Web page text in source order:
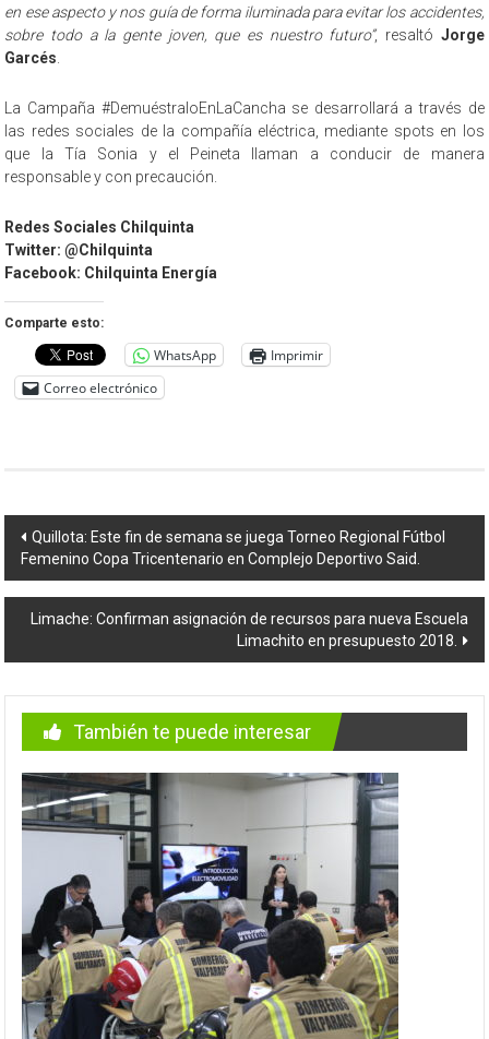
en ese aspecto y nos guía de forma iluminada para evitar los accidentes,
sobre todo a la gente joven, que es nuestro futuro”, resaltó Jorge
Garcés
La Campaña #DemuéstraloEnLaCancha se desarrollará a través de
las redes sociales de la compañía eléctrica, mediante spots en los
que la Tía Sonia y el Peineta llaman a conducir de manera
responsable y con precaución.
Redes Sociales Chilquinta
Twitter: @Chilquinta
Facebook: Chilquinta Energía
Comparte esto:
WhatsApp
Imprimir
Correo electrónico
Navegación
de
entradas
Quillota: Este fin de semana se juega Torneo Regional Fútbol
Femenino Copa Tricentenario en Complejo Deportivo Said.
Limache: Confirman asignación de recursos para nueva Escuela
Limachito en presupuesto 2018.
También te puede interesar